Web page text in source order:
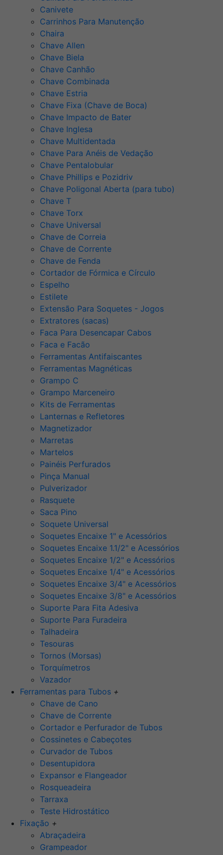
Canivete
Carrinhos Para Manutenção
Chaira
Chave Allen
Chave Biela
Chave Canhão
Chave Combinada
Chave Estria
Chave Fixa (Chave de Boca)
Chave Impacto de Bater
Chave Inglesa
Chave Multidentada
Chave Para Anéis de Vedação
Chave Pentalobular
Chave Phillips e Pozidriv
Chave Poligonal Aberta (para tubo)
Chave T
Chave Torx
Chave Universal
Chave de Correia
Chave de Corrente
Chave de Fenda
Cortador de Fórmica e Círculo
Espelho
Estilete
Extensão Para Soquetes - Jogos
Extratores (sacas)
Faca Para Desencapar Cabos
Faca e Facão
Ferramentas Antifaiscantes
Ferramentas Magnéticas
Grampo C
Grampo Marceneiro
Kits de Ferramentas
Lanternas e Refletores
Magnetizador
Marretas
Martelos
Painéis Perfurados
Pinça Manual
Pulverizador
Rasquete
Saca Pino
Soquete Universal
Soquetes Encaixe 1" e Acessórios
Soquetes Encaixe 1.1/2" e Acessórios
Soquetes Encaixe 1/2" e Acessórios
Soquetes Encaixe 1/4" e Acessórios
Soquetes Encaixe 3/4" e Acessórios
Soquetes Encaixe 3/8" e Acessórios
Suporte Para Fita Adesiva
Suporte Para Furadeira
Talhadeira
Tesouras
Tornos (Morsas)
Torquímetros
Vazador
Ferramentas para Tubos +
Chave de Cano
Chave de Corrente
Cortador e Perfurador de Tubos
Cossinetes e Cabeçotes
Curvador de Tubos
Desentupidora
Expansor e Flangeador
Rosqueadeira
Tarraxa
Teste Hidrostático
Fixação +
Abraçadeira
Grampeador